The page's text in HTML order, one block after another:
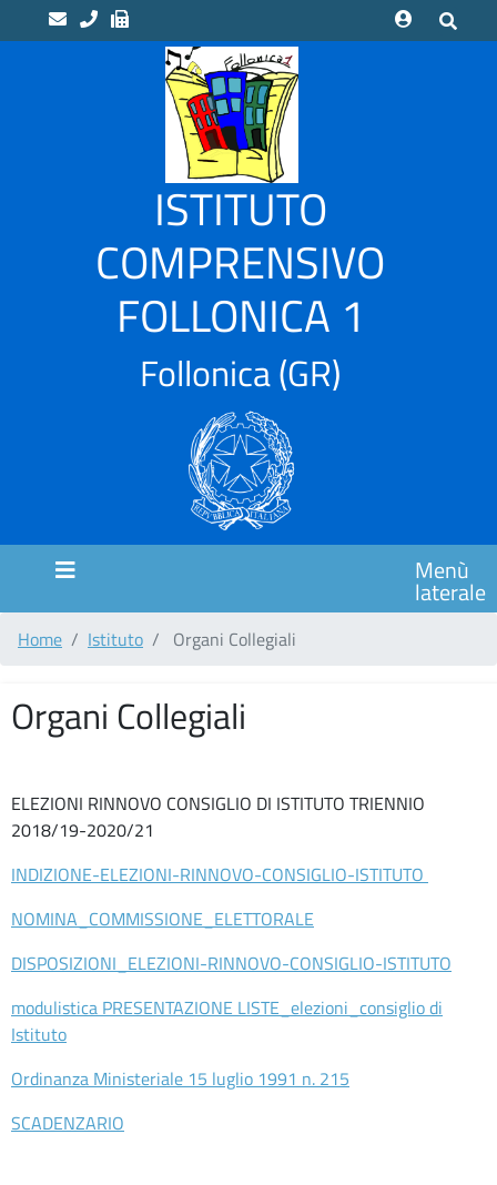
ISTITUTO
COMPRENSIVO
FOLLONICA 1
Follonica(GR)
Menù
laterale
“LUCA
PACIOLI”
Indirizzo
Musicale
“CAMPI
ALTI”
Scuola
Infanzia
CASSARELLO
MARCHE
SCUOLA
SCUOLA
ITALO
CALVINO
PRIMARIA
GIANNI
D’ASCOLTO
Home Istituto Organi Collegiali
Organi Collegiali
ELEZIONI RINNOVO CONSIGLIO DI ISTITUTO TRIENNIO
2018/19-2020/21
INDIZIONE-ELEZIONI-RINNOVO-CONSIGLIO-ISTITUTO
NOMINA_COMMISSIONE_ELETTORALE
DISPOSIZIONI_ELEZIONI-RINNOVO-CONSIGLIO-ISTITUTO
modulistica PRESENTAZIONE LISTE_elezioni_consiglio di
Istituto
Ordinanza Ministeriale 15 luglio 1991 n. 215
SCADENZARIO